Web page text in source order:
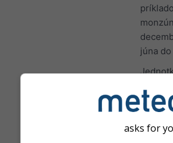
júna
Ruža
asks for